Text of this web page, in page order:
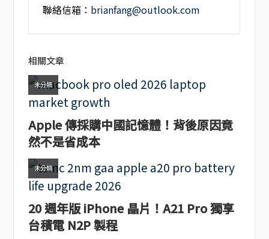
聯絡信箱： brianfang@outlook.com
相關文章
未分類
Apple 傳採購中國記憶體！背後原因竟
然不是省成本
未分類
20 週年版 iPhone 晶片！A21 Pro 獨享
台積電 N2P 製程